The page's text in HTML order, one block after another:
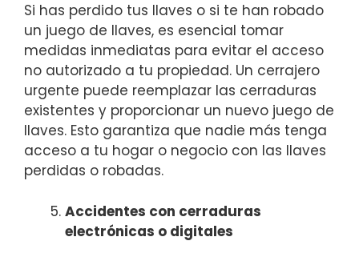
Si has perdido tus llaves o si te han robado
un juego de llaves, es esencial tomar
medidas inmediatas para evitar el acceso
no autorizado a tu propiedad. Un cerrajero
urgente puede reemplazar las cerraduras
existentes y proporcionar un nuevo juego de
llaves. Esto garantiza que nadie más tenga
acceso a tu hogar o negocio con las llaves
perdidas o robadas.
Accidentes con cerraduras
electrónicas o digitales